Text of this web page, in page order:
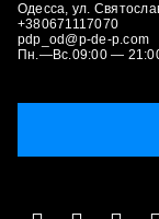
Одесса, ул.
+380671117070
pdp_od@p-de-p.com
Пн.—Вс.09:00 —